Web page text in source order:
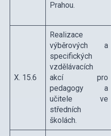
Prahou.
X. 15.6
Realizace
výběrových a
specifických
vzdělávacích
akcí pro
pedagogy a
učitele ve
středních
školách.